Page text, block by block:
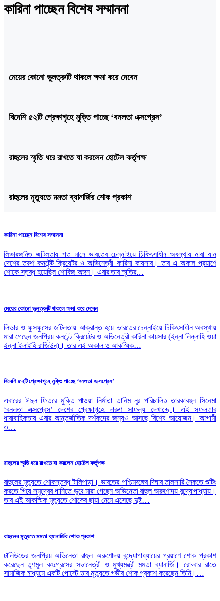
কারিনা পাচ্ছেন বিশেষ সম্মাননা
মেয়ের কোনো ভুলত্রুটি থাকলে ক্ষমা করে দেবেন
বিদেশি ৫২টি প্রেক্ষাগৃহে মুক্তি পাচ্ছে ‘বনলতা এক্সপ্রেস’
রাহুলের স্মৃতি ধরে রাখতে যা করলেন হোটেল কর্তৃপক্ষ
রাহুলের মৃত্যুতে মমতা ব্যানার্জির শোক প্রকাশ
কারিনা পাচ্ছেন বিশেষ সম্মাননা
লিভারজনিত জটিলতায় গত মাসে ভারতের চেন্নাইয়ে চিকিৎসাধীন অবস্থায় মারা যান
দেশের তরুণ কনটেন্ট ক্রিয়েটর ও অভিনেত্রী কারিনা কায়সার। তার এ অকাল প্রয়াণে
শোকে স্তব্ধ হয়েছিল শোবিজ অঙ্গন। এবার তার স্মৃতির…
মেয়ের কোনো ভুলত্রুটি থাকলে ক্ষমা করে দেবেন
লিভার ও ফুসফুসের জটিলতায় আক্রান্ত হয়ে ভারতের চেন্নাইয়ে চিকিৎসাধীন অবস্থায়
মারা গেছেন জনপ্রিয় কনটেন্ট ক্রিয়েটর ও অভিনেত্রী কারিনা কায়সার (ইন্না লিল্লাহি ওয়া
ইন্না ইলাইহি রাজিউন)। তার এই অকাল ও আকস্মিক…
বিদেশি ৫২টি প্রেক্ষাগৃহে মুক্তি পাচ্ছে ‘বনলতা এক্সপ্রেস’
এবারের ঈদুল ফিতরে মুক্তি পাওয়া নির্মাতা তানিম নূর পরিচালিত তারকাবহুল সিনেমা
‘বনলতা এক্সপ্রেস’ দেশের প্রেক্ষাগৃহে দারুণ সাফল্য দেখাচ্ছে। এই সফলতার
ধারাবাহিকতায় এবার আন্তর্জাতিক দর্শকদের জন্যও আসছে বিশেষ আয়োজন। আগামী
৩…
রাহুলের স্মৃতি ধরে রাখতে যা করলেন হোটেল কর্তৃপক্ষ
রাহুলের মৃত্যুতে শোকস্তব্ধ টালিপাড়া। ভারতের পশ্চিমবঙ্গের দিঘার তালসারি সৈকতে শুটিং
করতে গিয়ে সমুদ্রের পানিতে ডুবে মারা গেছেন অভিনেতা রাহুল অরুণোদয় বন্দ্যোপাধ্যায়।
তার এই আকস্মিক মৃত্যুতে শোকের ছায়া নেমে এসেছে দুই…
রাহুলের মৃত্যুতে মমতা ব্যানার্জির শোক প্রকাশ
টালিউডের জনপ্রিয় অভিনেতা রাহুল অরুণোদয় বন্দ্যোপাধ্যায়ের প্রয়াণে শোক প্রকাশ
করেছেন তৃণমূল কংগ্রেসের সভানেত্রী ও মুখ্যমন্ত্রী মমতা ব্যানার্জি। রোববার রাতে
সামাজিক মাধ্যমে একটি পোস্টে তার মৃত্যুতে গভীর শোক প্রকাশ করেছেন তিনি।…